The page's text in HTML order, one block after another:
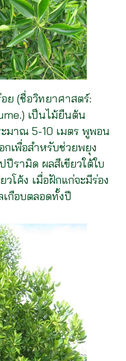
ย (ชื่อวิทยาศาสตร์:
เป็นไม้ยืนต้น
มาณ 5-10 เมตร พูพอน
เพื่อสำหรับช่วยพยุง
รามิด ผลสีเขียวใต้ใบ
วโค้ง เมื่อฝักแก่จะมีร่อง
กือบตลอดทั้งปี